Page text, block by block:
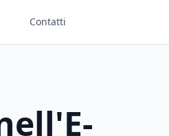
Contatti